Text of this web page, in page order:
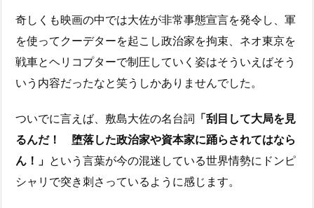
奇しくも映画の中では大佐が非常事態宣言を発令し、軍
を使ってクーデターを起こし政治家を拘束、ネオ東京を
戦車とヘリコプターで制圧していく姿はそういえばそう
いう内容だったなと笑うしかありませんでした。
ついでに言えば、敷島大佐の名台詞 「刮目して大局を見
るんだ！ 堕落した政治家や資本家に踊らされてはなら
ん！」 という言葉が今の混迷している世界情勢にドンピ
シャリで突き刺さっているように感じます。